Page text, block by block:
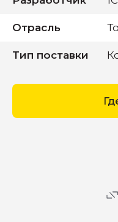
Отрасль
Тип поставки